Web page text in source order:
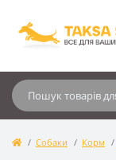
Собаки Корм